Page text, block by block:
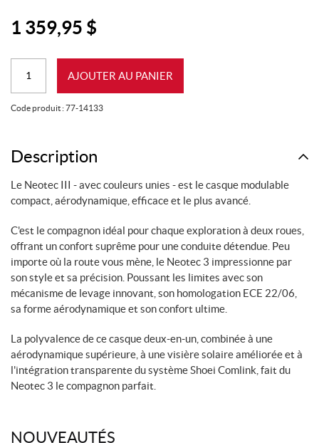
1 359,95 $
MATTE
(M)
AJOUTER AU PANIER
Code produit :77-14133
Description
Le Neotec III - avec couleurs unies - est le casque modulable
compact, aérodynamique, efficace et le plus avancé.
C'est le compagnon idéal pour chaque exploration à deux roues,
offrant un confort suprême pour une conduite détendue. Peu
importe où la route vous mène, le Neotec 3 impressionne par
son style et sa précision. Poussant les limites avec son
mécanisme de levage innovant, son homologation ECE 22/06,
sa forme aérodynamique et son confort ultime.
La polyvalence de ce casque deux-en-un, combinée à une
aérodynamique supérieure, à une visière solaire améliorée et à
l'intégration transparente du système Shoei Comlink, fait du
Neotec 3 le compagnon parfait.
NOUVEAUTÉS